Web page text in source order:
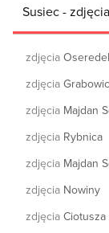
Susiec -
zdjęcia
zdjęcia
zdjęcia Majdan
zdjęcia Rybnica
zdjęcia Majdan
zdjęcia Nowiny
zdjęcia Ciotusza